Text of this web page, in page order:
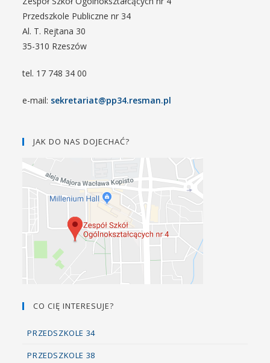
Przedszkole Publiczne nr 34
Al. T. Rejtana 30
35-310 Rzeszów
tel. 17 748 34 00
e-mail: sekretariat@pp34.resman.pl
JAK DO NAS DOJECHAĆ?
CO CIĘ INTERESUJE?
PRZEDSZKOLE 34
PRZEDSZKOLE 38